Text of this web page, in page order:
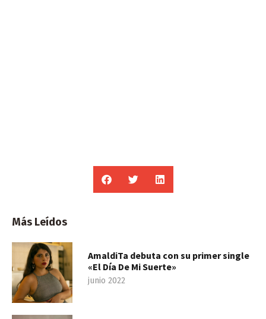
Más Leídos
AmaldiTa debuta con su primer single
«El Día De Mi Suerte»
junio 2022